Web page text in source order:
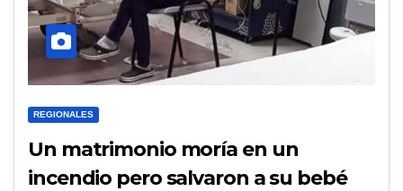
REGIONALES
Un matrimonio moría en un
incendio pero salvaron a su bebé